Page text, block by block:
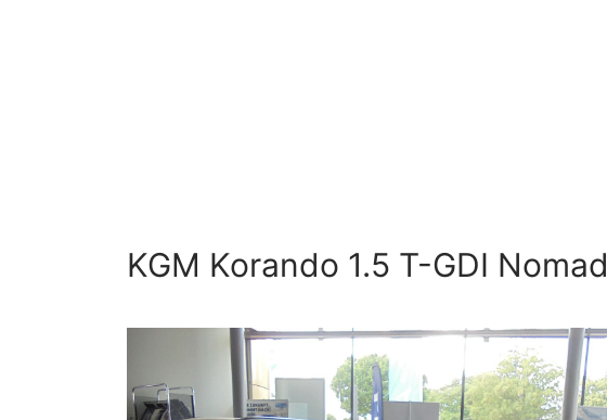
KGM Korando 1.5 T-GDI Nomad